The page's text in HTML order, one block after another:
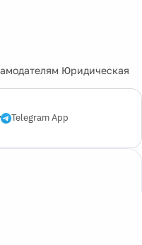
Юридическая
Telegram App